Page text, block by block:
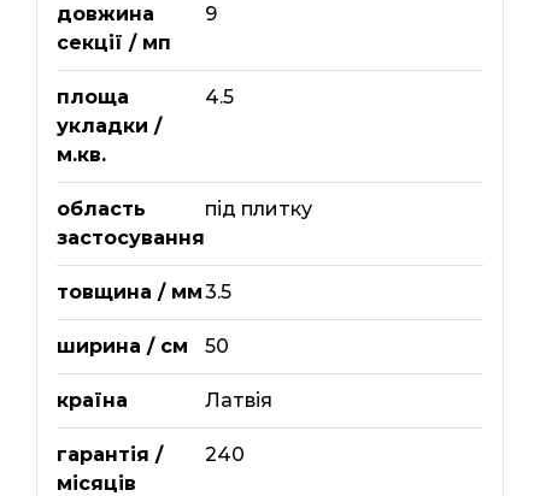
довжина
секції / мп
9
площа
укладки /
м.кв.
4.5
область
застосування
під плитку
товщина / мм3.5
ширина / см 50
країна Латвія
гарантія /
місяців
240